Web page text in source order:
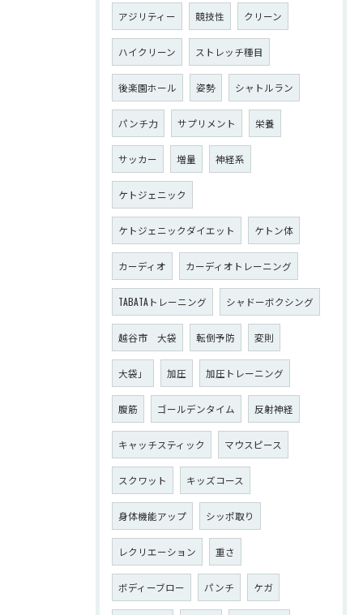
アジリティー 競技性 クリーン
ハイクリーン ストレッチ種目
後楽園ホール 姿勢 シャトルラン
パンチ力 サプリメント 栄養
サッカー 増量 神経系
ケトジェニック
ケトジェニックダイエット ケトン体
カーディオ カーディオトレーニング
TABATAトレーニング シャドーボクシング
越谷市 大袋 転倒予防 変則
大袋」 加圧 加圧トレーニング
腹筋 ゴールデンタイム 反射神経
キャッチスティック マウスピース
スクワット キッズコース
身体機能アップ シッポ取り
レクリエーション 重さ
ボディーブロー パンチ ケガ